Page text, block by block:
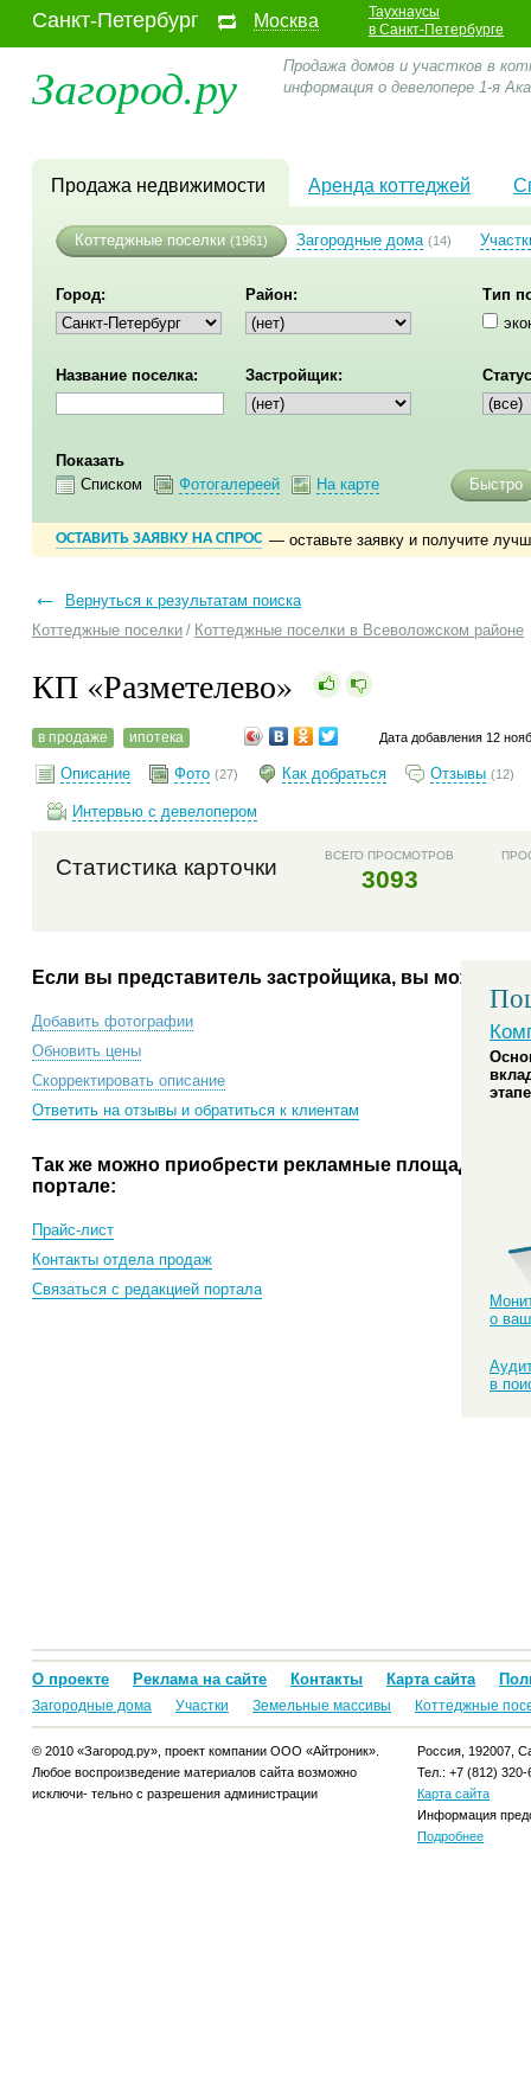
Санкт-Петербург Москва
Таухнаусы
в Санкт-Петербурге
Загород.ру
Продажа домов и участков в
информация о девелопере 1-я
Продажа недвижимости Аренда коттеджей
Коттеджные поселки (1961) Загородные дома (14)
Город: Район:
Тип
Название поселка: Застройщик:
Показать
Списком
Фотогалереей На карте Быстро
ОСТАВИТЬ ЗАЯВКУ НА СПРОС — оставьте заявку и получите
←
Вернуться к результатам поиска
Коттеджные поселки / Коттеджные поселки в Всеволожском районе
КП «Разметелево»
в продаже ипотека Дата добавления 12
Описание Фото (27) Как добраться Отзывы (12)
Интервью с девелопером
Статистика карточки ВСЕГО ПРОСМОТРОВ
3093
о
в
Если вы представитель застройщика, вы можете:
Добавить фотографии
Обновить цены
Скорректировать описание
Ответить на отзывы и обратиться к клиентам
Так же можно приобрести рекламные площади на
портале:
Прайс-лист
Контакты отдела продаж
Связаться с редакцией портала
О проекте Реклама на сайте Контакты Карта сайта
Загородные дома Участки Земельные массивы Коттеджные
© 2010 «Загород.ру», проект компании ООО «Айтроник».
Любое воспроизведение материалов сайта возможно
исключи- тельно с разрешения администрации
Россия, 192007,
Тел.: +7 (812) 320-
Карта сайта
Информация
Подробнее